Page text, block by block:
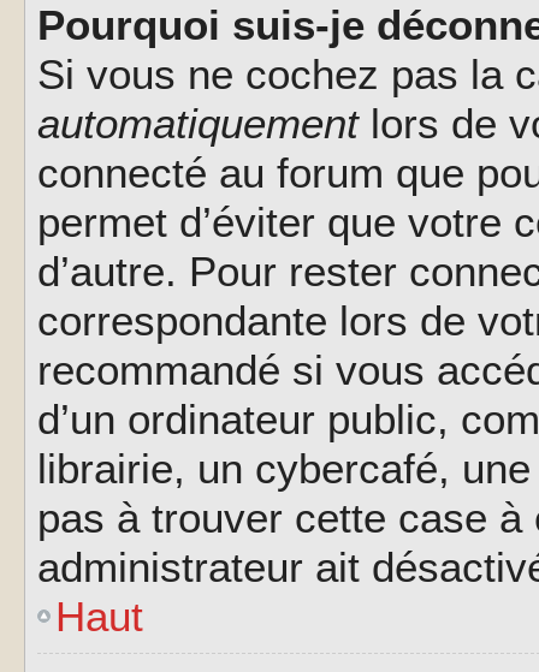
Pourquoi suis-je
Si vous ne cochez pas la
automatiquementlors de
connecté au forum que
permet d’éviter que votre
d’autre. Pour rester
correspondante lors de
recommandé si vous
d’un ordinateur public,
librairie, un cybercafé,
pas à trouver cette case à
administrateur ait
Haut